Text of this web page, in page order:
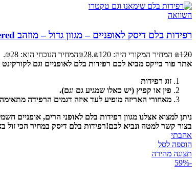
השוואה
רפידות בלם דיסק לאופניים – מגוון גדול – מוזהב KSD Sintered
₪120 המחיר המקורי היה: ₪120. ₪28
המחיר הנוכחי הוא: ₪28.
אתר פור בייקס מביא לכם רפידות בלם לאופניים וגם לקורקינט
זוג רפידות
פין או קפיץ (יש כאלו שמגיע גם וגם).
מאחורי האריזה מופיע לעד איזה דגמים הרפידה
ניתן למצוא אצלנו מגוון רפידות בלם לאופני הרים, אופניים
בצור קשר למטה ונביא לכם!רפידות בלם דיסק במחיר הכי זול
אהבתי
הוספה לסל
תצוגה מהירה
-59%